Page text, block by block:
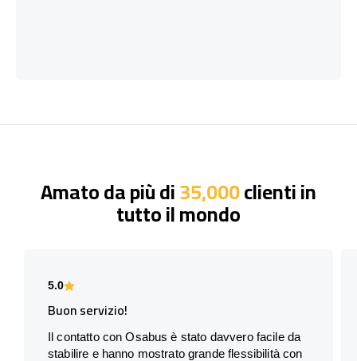
Amato da più di35,000clienti in
tutto il mondo
5.0
Buon servizio!
Il contatto con Osabus è stato davvero facile da
stabilire e hanno mostrato grande flessibilità con